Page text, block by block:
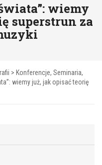
wiemy
superstrun za
> Konferencje, Seminaria,
wiemy już, jak opisać teorię